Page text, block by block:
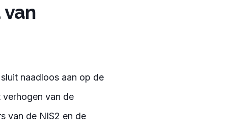
van
naadloos aan op de
van de
van de NIS2 en de